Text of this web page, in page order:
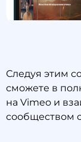
Следуя этим
сможете в
на Vimeo и
сообществом